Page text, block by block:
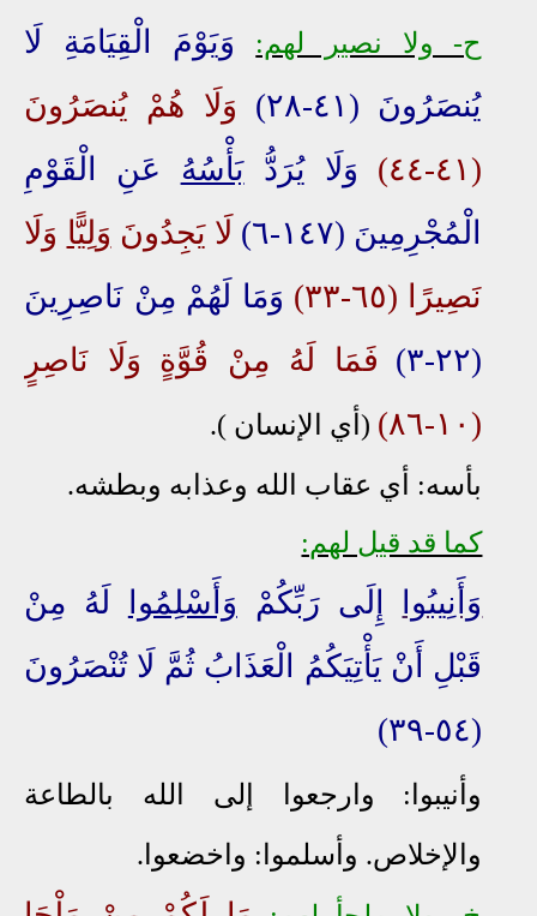
ح- ولا نصير لهم:
وَيَوْمَ الْقِيَامَةِ لَا
يُنصَرُونَ (٤١-٢٨)
وَلَا هُمْ يُنصَرُونَ
(٤١-٤٤)
وَلَا يُرَدُّبَأْسُهُ عَنِ الْقَوْمِ
الْمُجْرِمِينَ (١٤٧-٦)
لَا يَجِدُونَ وَلِيًّا وَلَا
نَصِيرًا (٦٥-٣٣)
وَمَا لَهُمْ مِنْ نَاصِرِينَ
(٢٢-٣)
فَمَا لَهُ مِنْ قُوَّةٍ وَلَا نَاصِرٍ
(١٠-٨٦)
(أي الإنسان ).
بأسه: أي عقاب الله وعذابه وبطشه.
كما قد قيل لهم:
وَأَنِيبُوا إِلَى رَبِّكُمْ وَأَسْلِمُوا لَهُ مِنْ
قَبْلِ أَنْ يَأْتِيَكُمُ الْعَذَابُ ثُمَّ لَا تُنْصَرُونَ
(٥٤-٣٩)
وأنيبوا: وارجعوا إلى الله بالطاعة
والإخلاص. وأسلموا: واخضعوا.